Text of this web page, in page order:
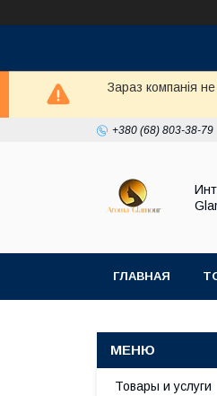
Зараз компанія
+380 (68) 803-38-79
ГЛАВНАЯ
Товары и услуги